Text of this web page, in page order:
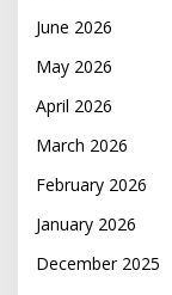
June 2026
May 2026
April 2026
March 2026
February 2026
January 2026
December 2025